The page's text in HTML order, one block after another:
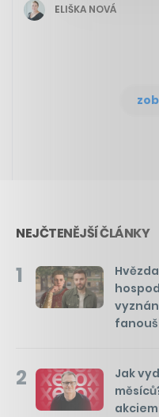
ELIŠKA NOVÁ
NEJČTENĚJŠÍ ČLÁNKY
1
2
Jak